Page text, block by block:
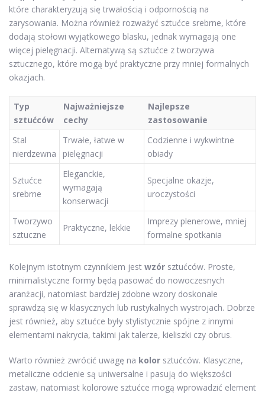
które charakteryzują się trwałością i odpornością na
zarysowania. Można również rozważyć sztućce srebrne, które
dodają stołowi wyjątkowego blasku, jednak wymagają one
więcej pielęgnacji. Alternatywą są sztućce z tworzywa
sztucznego, które mogą być praktyczne przy mniej formalnych
okazjach.
Typ
sztućców
Najważniejsze
cechy
Najlepsze
zastosowanie
Stal
nierdzewna
Trwałe, łatwe w
pielęgnacji
Codzienne i wykwintne
obiady
Sztućce
srebrne
Eleganckie,
wymagają
konserwacji
Specjalne okazje,
uroczystości
Tworzywo
sztuczne
Praktyczne, lekkie
Imprezy plenerowe, mniej
formalne spotkania
Kolejnym istotnym czynnikiem jest wzór sztućców. Proste,
minimalistyczne formy będą pasować do nowoczesnych
aranżacji, natomiast bardziej zdobne wzory doskonale
sprawdzą się w klasycznych lub rustykalnych wystrojach. Dobrze
jest również, aby sztućce były stylistycznie spójne z innymi
elementami nakrycia, takimi jak talerze, kieliszki czy obrus.
Warto również zwrócić uwagę na kolor sztućców. Klasyczne,
metaliczne odcienie są uniwersalne i pasują do większości
zastaw, natomiast kolorowe sztućce mogą wprowadzić element